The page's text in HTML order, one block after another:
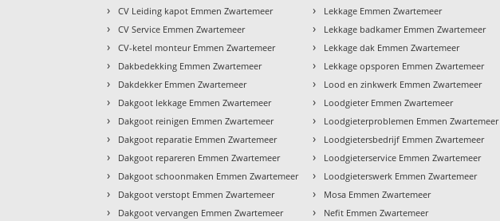
› CV Leiding kapot Emmen Zwartemeer
› CV Service Emmen Zwartemeer
› CV-ketel monteur Emmen Zwartemeer
› Dakbedekking Emmen Zwartemeer
› Dakdekker Emmen Zwartemeer
› Dakgoot lekkage Emmen Zwartemeer
› Dakgoot reinigen Emmen Zwartemeer
› Dakgoot reparatie Emmen Zwartemeer
› Dakgoot repareren Emmen Zwartemeer
› Dakgoot schoonmaken Emmen Zwartemeer
› Dakgoot verstopt Emmen Zwartemeer
› Dakgoot vervangen Emmen Zwartemeer
› Lekkage Emmen Zwartemeer
› Lekkage badkamer Emmen Zwartemeer
› Lekkage dak Emmen Zwartemeer
› Lekkage opsporen Emmen Zwartemeer
› Lood en zinkwerk Emmen Zwartemeer
› Loodgieter Emmen Zwartemeer
› Loodgieterproblemen Emmen Zwartemeer
› Loodgietersbedrijf Emmen Zwartemeer
› Loodgieterservice Emmen Zwartemeer
› Loodgieterswerk Emmen Zwartemeer
› Mosa Emmen Zwartemeer
› Nefit Emmen Zwartemeer